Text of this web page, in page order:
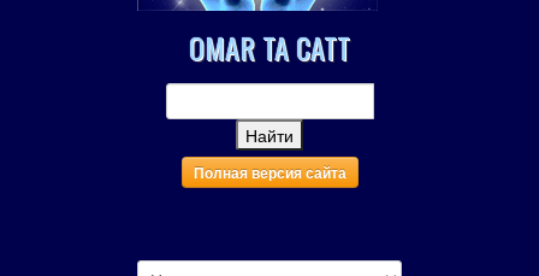
OMAR TA CATT
Полная версия сайта